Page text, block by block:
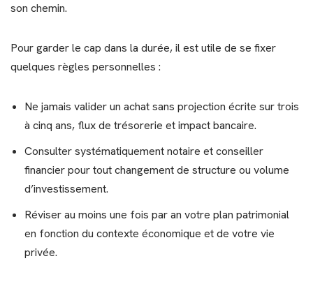
son chemin.
Pour garder le cap dans la durée, il est utile de se fixer
quelques règles personnelles :
Ne jamais valider un achat sans projection écrite sur trois
à cinq ans, flux de trésorerie et impact bancaire.
Consulter systématiquement notaire et conseiller
financier pour tout changement de structure ou volume
d’investissement.
Réviser au moins une fois par an votre plan patrimonial
en fonction du contexte économique et de votre vie
privée.